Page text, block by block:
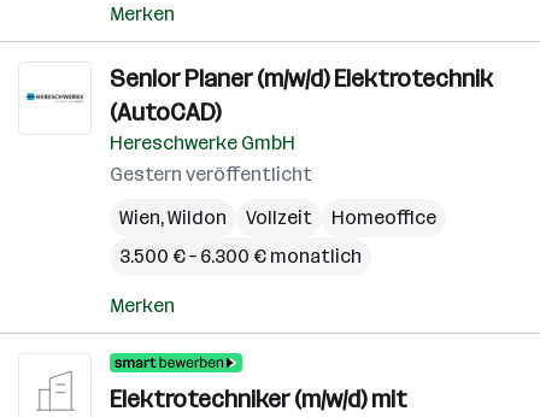
Merken
Senior Planer (m/w/d) Elektro­technik
(AutoCAD)
Hereschwerke GmbH
Gestern veröffentlicht
Wien,Wildon Vollzeit
Homeoffice
3.500 € – 6.300 € monatlich
Merken
Elektrotechniker (m/w/d) mit